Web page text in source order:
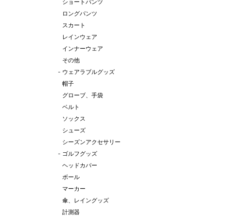
ショートパンツ
ロングパンツ
スカート
レインウェア
インナーウェア
その他
- ウェアラブルグッズ
帽子
グローブ、手袋
ベルト
ソックス
シューズ
シーズンアクセサリー
- ゴルフグッズ
ヘッドカバー
ボール
マーカー
傘、レイングッズ
計測器